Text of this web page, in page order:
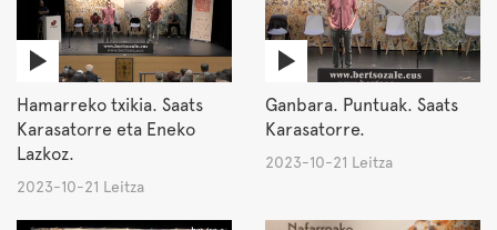
Hamarreko txikia. Saats
Karasatorre eta Eneko
Lazkoz.
2023-10-21 Leitza
Ganbara. Puntuak. Saats
Karasatorre.
2023-10-21 Leitza